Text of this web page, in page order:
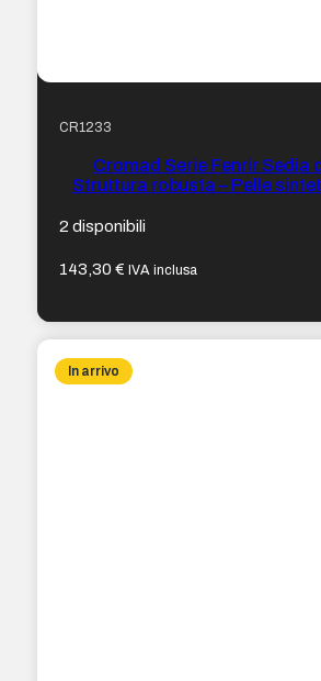
CR1233
Cromad Serie Fenrir Sedia
Struttura robusta – Pelle
Schienale reclinabile – Cuscino
2 disponibili
143,30€ IVA inclusa
In arrivo